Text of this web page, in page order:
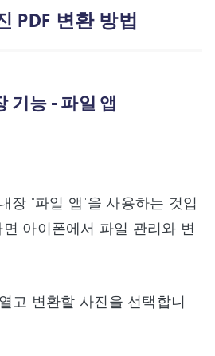
PDF 변환 방법
기능 - 파일 앱
장 "파일 앱"을 사용하는 것입
아이폰에서 파일 관리와 변
고 변환할 사진을 선택합니